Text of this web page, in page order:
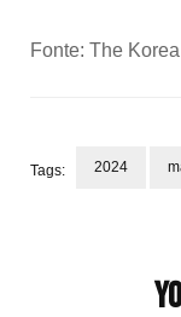
Fonte: The
Tags: 2024